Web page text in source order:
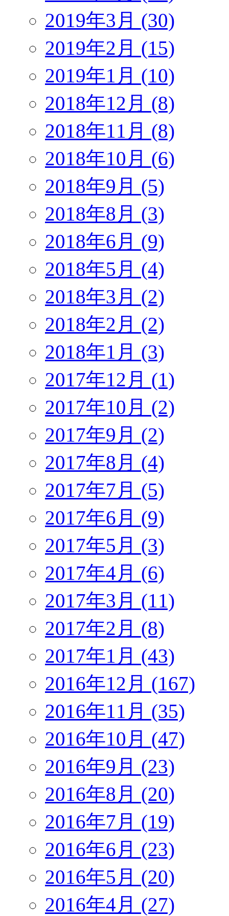
2019年3月 (30)
2019年2月 (15)
2019年1月 (10)
2018年12月 (8)
2018年11月 (8)
2018年10月 (6)
2018年9月 (5)
2018年8月 (3)
2018年6月 (9)
2018年5月 (4)
2018年3月 (2)
2018年2月 (2)
2018年1月 (3)
2017年12月 (1)
2017年10月 (2)
2017年9月 (2)
2017年8月 (4)
2017年7月 (5)
2017年6月 (9)
2017年5月 (3)
2017年4月 (6)
2017年3月 (11)
2017年2月 (8)
2017年1月 (43)
2016年12月 (167)
2016年11月 (35)
2016年10月 (47)
2016年9月 (23)
2016年8月 (20)
2016年7月 (19)
2016年6月 (23)
2016年5月 (20)
2016年4月 (27)